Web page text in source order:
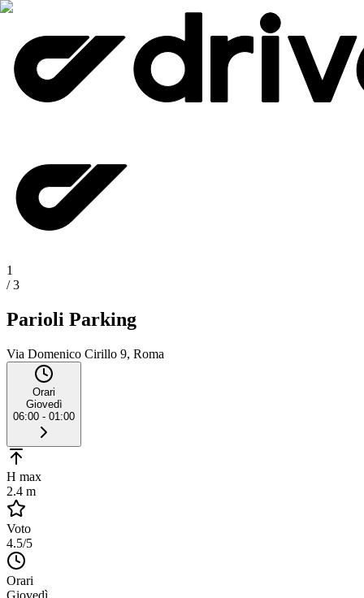
1
/3
Parioli Parking
Via Domenico Cirillo 9, Roma
Orari
Giovedì
06:00 - 01:00
H max
2.4 m
Voto
4.5/5
Orari
Giovedì